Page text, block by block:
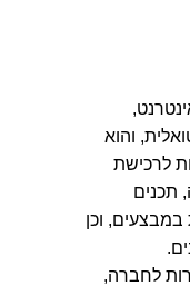
והוא
לרכישת
תכנים
וכן
לחברה,